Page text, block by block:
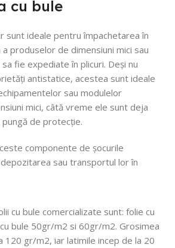
cu bule
sunt ideale pentru împachetarea în
produselor de dimensiuni mici sau
fie expediate în plicuri. Deși nu
antistatice, acestea sunt ideale
sau modulelor
mici, câtă vreme ele sunt deja
de protecție.
componente de șocurile
sau transportul lor în
cu bule comercializate sunt: folie cu
bule 50gr/m2 si 60gr/m2. Grosimea
120 gr/m2, iar latimile incep de la 20